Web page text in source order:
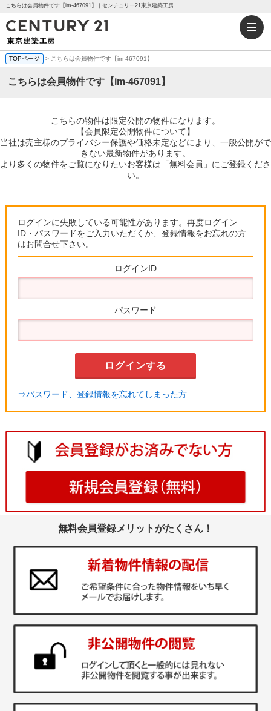
こちらは会員物件です【im-467091】｜センチュリー21東京建築工房
TOPページ > こちらは会員物件です【im-467091】
こちらは会員物件です【im-467091】
こちらの物件は限定公開の物件になります。
【会員限定公開物件について】
当社は売主様のプライバシー保護や価格未定などにより、一般公開がで
きない最新物件があります。
より多くの物件をご覧になりたいお客様は「無料会員」にご登録くださ
い。
ログインに失敗している可能性があります。再度ログイン
ID・パスワードをご入力いただくか、登録情報をお忘れの方
はお問合せ下さい。
ログインID
パスワード
⇒パスワード、登録情報を忘れてしまった方
無料会員登録メリットがたくさん！